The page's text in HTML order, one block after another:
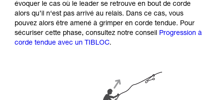
évoquer le cas où le leader se retrouve en bout de corde
alors qu’il n‘est pas arrivé au relais. Dans ce cas, vous
pouvez alors être amené à grimper en corde tendue. Pour
sécuriser cette phase, consultez notre conseil Progression à
corde tendue avec un TIBLOC.